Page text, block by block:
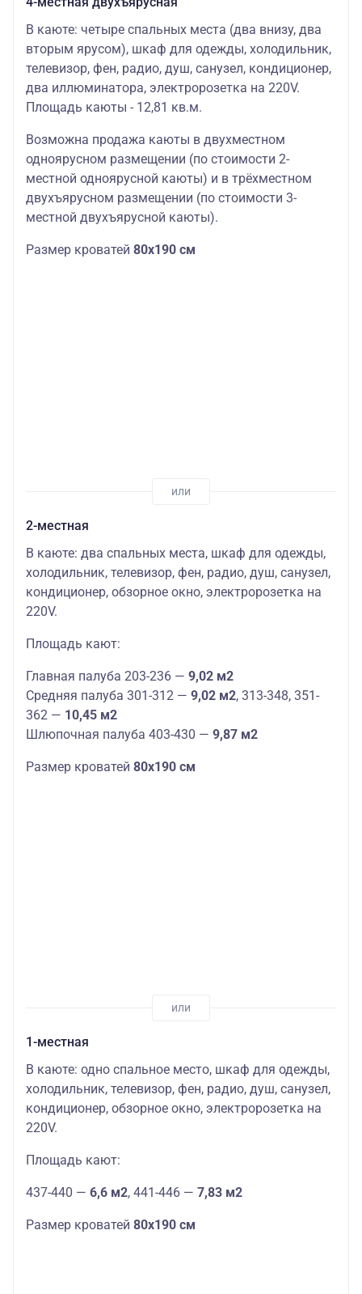
В каюте: четыре спальных места (два внизу, два
вторым ярусом), шкаф для одежды, холодильник,
телевизор, фен, радио, душ, санузел, кондиционер,
два иллюминатора, электророзетка на 220V.
Площадь каюты - 12,81 кв.м.
Возможна продажа каюты в двухместном
одноярусном размещении (по стоимости 2-
местной одноярусной каюты) и в трёхместном
двухъярусном размещении (по стоимости 3-
местной двухъярусной каюты).
Размер кроватей 80х190 см
2-местная
В каюте: два спальных места, шкаф для одежды,
холодильник, телевизор, фен, радио, душ, санузел,
кондиционер, обзорное окно, электророзетка на
220V.
Площадь кают:
Главная палуба 203-236 — 9,02 м2
Средняя палуба 301-312 — 9,02 м2, 313-348, 351-
362 — 10,45 м2
Шлюпочная палуба 403-430 — 9,87 м2
Размер кроватей 80х190 см
1-местная
В каюте: одно спальное место, шкаф для одежды,
холодильник, телевизор, фен, радио, душ, санузел,
кондиционер, обзорное окно, электророзетка на
220V.
Площадь кают:
437-440 — 6,6 м2, 441-446 — 7,83 м2
Размер кроватей 80х190 см